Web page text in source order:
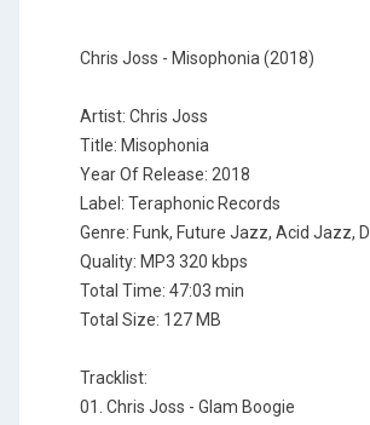
Chris Joss - Misophonia (2018)
Artist: Chris Joss
Title: Misophonia
Year Of Release: 2018
Label: Teraphonic Records
Genre: Funk, Future Jazz, Acid Jazz,
Quality: MP3 320 kbps
Total Time: 47:03 min
Total Size: 127 MB
Tracklist:
01. Chris Joss - Glam Boogie